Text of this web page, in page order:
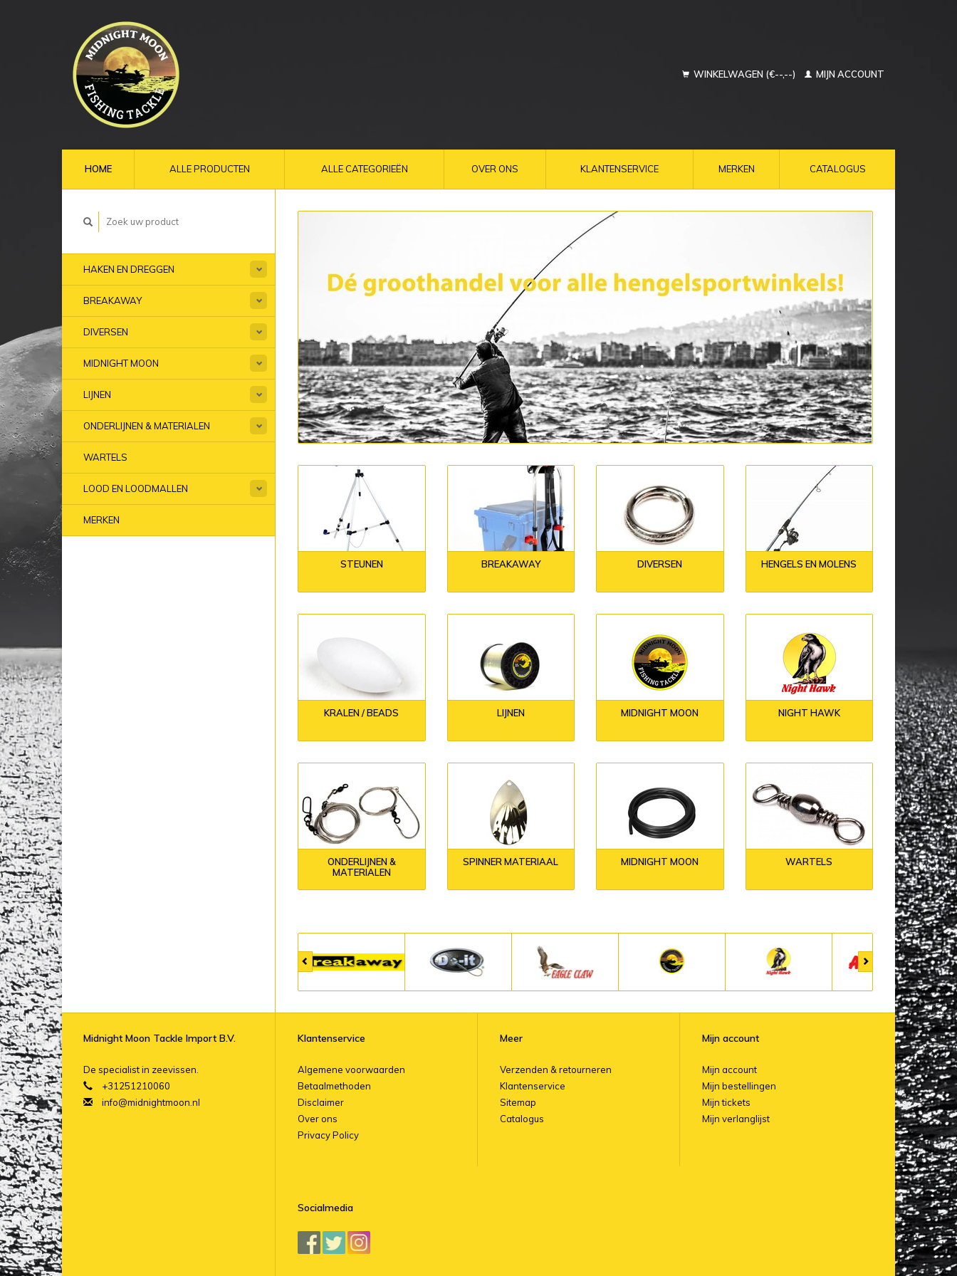
WINKELWAGEN (€--,--) MIJN ACCOUNT
HOME ALLE PRODUCTEN ALLE CATEGORIEËN OVER ONS KLANTENSERVICE MERKEN CATALOGUS
HAKEN EN DREGGEN
BREAKAWAY
DIVERSEN
MIDNIGHT MOON
LIJNEN
ONDERLIJNEN & MATERIALEN
WARTELS
LOOD EN LOODMALLEN
MERKEN
STEUNEN BREAKAWAY DIVERSEN HENGELS EN MOLENS
KRALEN / BEADS LIJNEN MIDNIGHT MOON NIGHT HAWK
ONDERLIJNEN &
MATERIALEN
SPINNER MATERIAAL MIDNIGHT MOON WARTELS
Midnight Moon Tackle Import B.V.
De specialist in zeevissen.
+31251210060
info@midnightmoon.nl
Klantenservice
Algemene voorwaarden
Betaalmethoden
Disclaimer
Over ons
Privacy Policy
Meer
Verzenden & retourneren
Klantenservice
Sitemap
Catalogus
Mijn account
Mijn account
Mijn bestellingen
Mijn tickets
Mijn verlanglijst
Socialmedia